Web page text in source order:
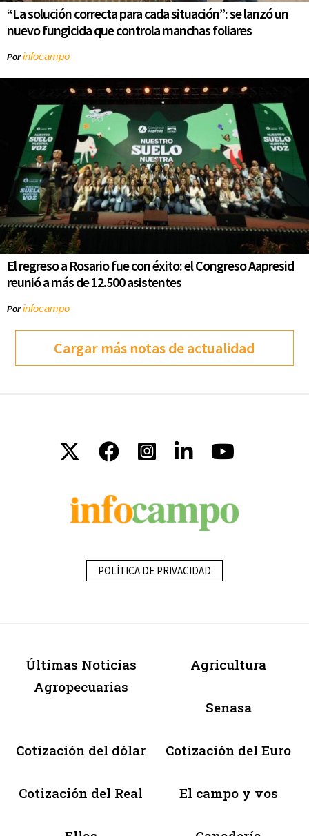
“La solución correcta para cada situación”: se lanzó un
nuevo fungicida que controla manchas foliares
Porinfocampo
El regreso a Rosario fue con éxito: el Congreso Aapresid
reunió a más de 12.500 asistentes
Porinfocampo
Cargar más notas de actualidad
POLÍTICA DE PRIVACIDAD
Últimas Noticias
Agropecuarias
Agricultura
Senasa
Cotización del dólar Cotización del Euro
Cotización del Real El campo y vos